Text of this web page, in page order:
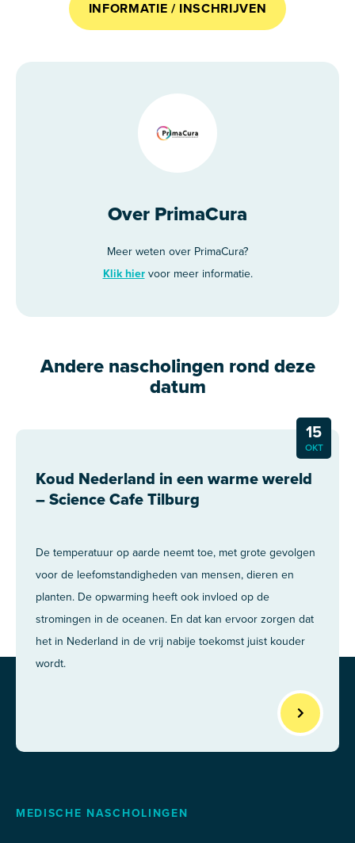
INFORMATIE / INSCHRIJVEN
Over PrimaCura
Meer weten over PrimaCura?
Klik hiervoor meer informatie.
Andere nascholingen rond deze
datum
Koud Nederland in een warme wereld
– Science Cafe Tilburg
15
OKT
De temperatuur op aarde neemt toe, met grote gevolgen
voor de leefomstandigheden van mensen, dieren en
planten. De opwarming heeft ook invloed op de
stromingen in de oceanen. En dat kan ervoor zorgen dat
het in Nederland in de vrij nabije toekomst juist kouder
wordt.
MEDISCHE NASCHOLINGEN